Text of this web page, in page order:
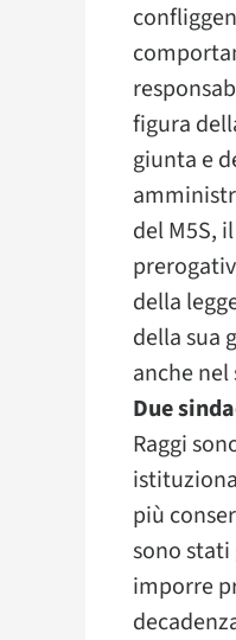
figura
giunta e
del M5S,
della
della sua
anche
Due
Raggi
più
sono stati
imporre